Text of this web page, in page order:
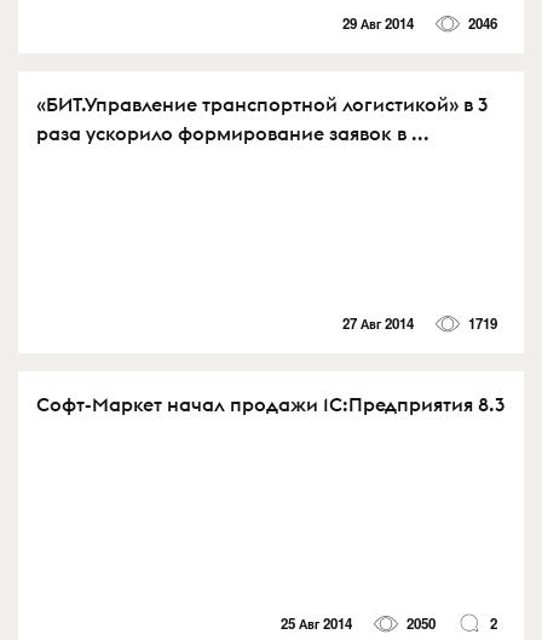
29 Авг 2014 2046
«БИТ.Управление транспортной логистикой» в 3
раза ускорило формирование заявок в ...
27 Авг 2014 1719
Софт-Маркет начал продажи 1С:Предприятия 8.3
25 Авг 2014 2050 2